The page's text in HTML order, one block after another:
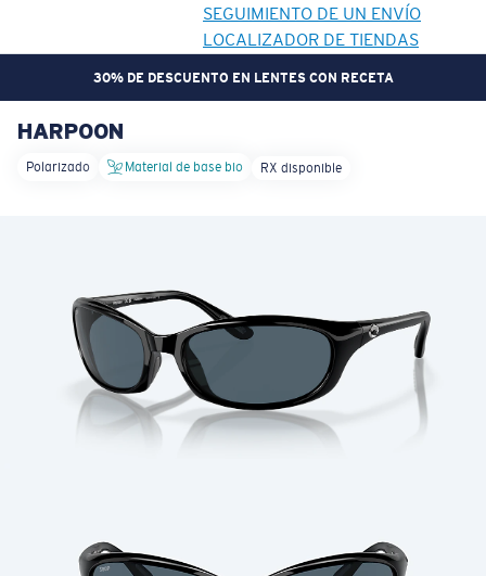
SEGUIMIENTO DE UN ENVÍO
LOCALIZADOR DE TIENDAS
30% DE DESCUENTO EN LENTES CON RECETA
OBJETIVO ACTUALIZADO
Precio:
Cantidad:
HARPOON
Polarizado Material de base bio RX disponible